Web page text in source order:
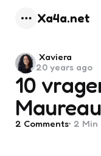
Xa4a.net
10
Maureau
Posted
by
Xaviera
20 years ago
2 Comments 2 Min